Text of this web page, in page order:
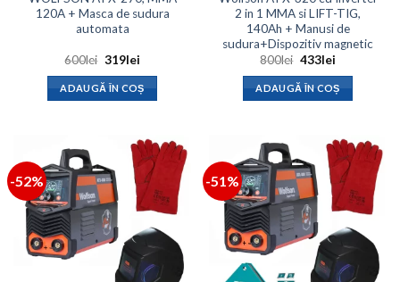
120A + Masca de sudura
automata
600lei Prețul
a
fost:
600lei.
319leiPrețul
este:
319lei.
ADAUGĂ ÎN COȘ
2 in 1 MMA si LIFT-TIG,
140Ah + Manusi de
sudura+Dispozitiv magnetic
800lei Prețul
a
fost:
800lei.
433leiPrețul
este:
433lei.
ADAUGĂ ÎN COȘ
-52% -51%